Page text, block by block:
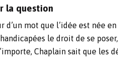
la question
d’un mot que l’idée est née
le droit de se
Chaplain sait que les